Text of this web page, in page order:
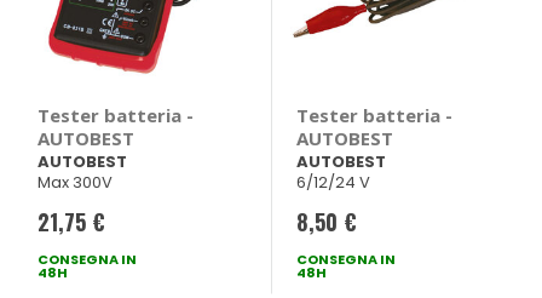
Tester batteria -
AUTOBEST
AUTOBEST
Max 300V
21,75 €
CONSEGNA IN
48H
Tester batteria -
AUTOBEST
AUTOBEST
6/12/24 V
8,50 €
CONSEGNA IN
48H